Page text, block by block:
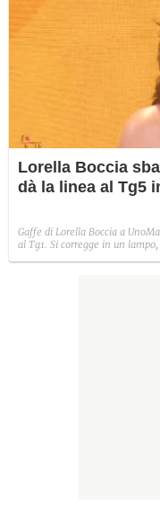
Lorella Boccia
dà la linea al Tg5
Gaffe di Lorella Boccia a
al Tg1. Si corregge in un